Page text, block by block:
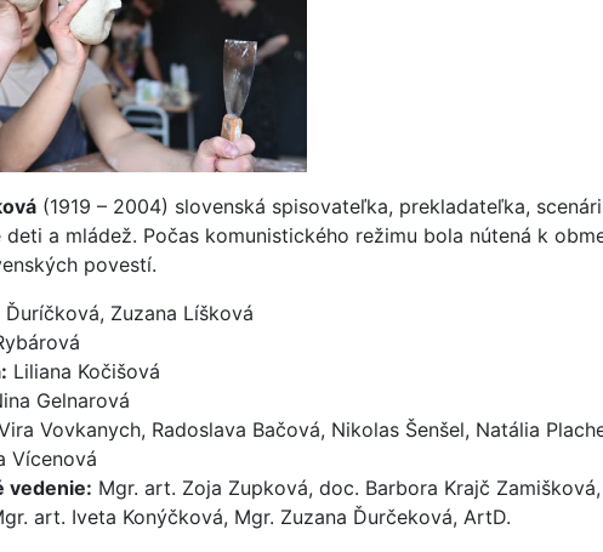
(1919 – 2004) slovenská spisovateľka, prekladateľka,
a mládež. Počas komunistického režimu bola nútená k
povestí.
Ďuríčková, Zuzana Líšková
Liliana Kočišová
Gelnarová
Vovkanych, Radoslava Bačová, Nikolas Šenšel, Natália
Vícenová
vedenie: Mgr. art. Zoja Zupková, doc. Barbora Krajč
art. Iveta Konýčková, Mgr. Zuzana Ďurčeková, ArtD.